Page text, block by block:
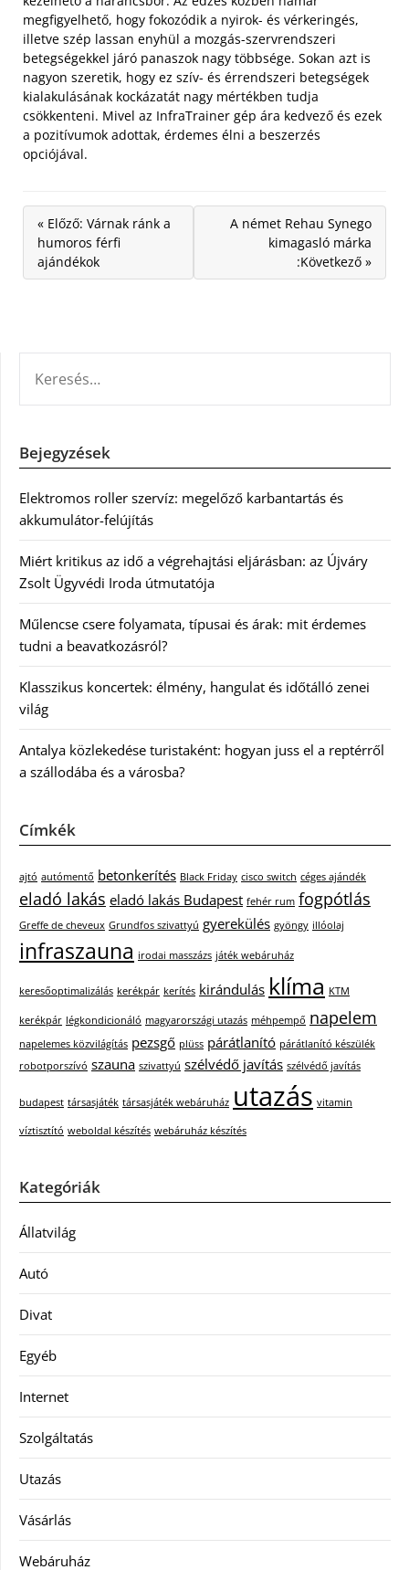
megfigyelhető, hogy fokozódik a nyirok- és vérkeringés,
illetve szép lassan enyhül a mozgás-szervrendszeri
betegségekkel járó panaszok nagy többsége. Sokan azt is
nagyon szeretik, hogy ez szív- és érrendszeri betegségek
kialakulásának kockázatát nagy mértékben tudja
csökkenteni. Mivel az InfraTrainer gép ára kedvező és ezek
a pozitívumok adottak, érdemes élni a beszerzés
opciójával.
« Előző: Várnak ránk a
humoros férfi
ajándékok
A német Rehau Synego
kimagasló márka
:Következő »
Bejegyzések
Elektromos roller szervíz: megelőző karbantartás és
akkumulátor-felújítás
Miért kritikus az idő a végrehajtási eljárásban: az Újváry
Zsolt Ügyvédi Iroda útmutatója
Műlencse csere folyamata, típusai és árak: mit érdemes
tudni a beavatkozásról?
Klasszikus koncertek: élmény, hangulat és időtálló zenei
világ
Antalya közlekedése turistaként: hogyan juss el a reptérről
a szállodába és a városba?
Címkék
ajtó autómentő betonkerítés Black Friday cisco switch céges ajándék
eladó lakás eladó lakás Budapest fehér rum fogpótlás
Greffe de cheveux Grundfos szivattyú gyerekülés gyöngy illóolaj
infraszauna irodai masszázs játék webáruház
keresőoptimalizálás kerékpár kerítés kirándulás klíma KTM
kerékpár légkondicionáló magyarországi utazás méhpempő napelem
napelemes közvilágítás pezsgő plüss párátlanító párátlanító készülék
robotporszívó szauna szivattyú szélvédő javítás szélvédő javítás
budapest társasjáték társasjáték webáruház utazás vitamin
víztisztító weboldal készítés webáruház készítés
Kategóriák
Állatvilág
Autó
Divat
Egyéb
Internet
Szolgáltatás
Utazás
Vásárlás
Webáruház